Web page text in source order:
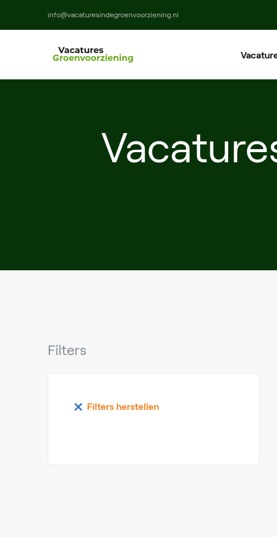
info@vacaturesindegroenvoorziening.nl
Filters
Filters herstellen